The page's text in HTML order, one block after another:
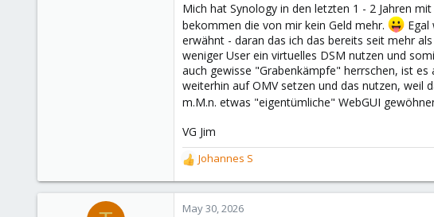
Mich hat Synology in den letzten 1 - 2 Jahren
bekommen die von mir kein Geld mehr.
Egal
erwähnt - daran das ich das bereits seit mehr
weniger User ein virtuelles DSM nutzen und
auch gewisse "Grabenkämpfe" herrschen, ist
weiterhin auf OMV setzen und das nutzen, weil
m.M.n. etwas "eigentümliche" WebGUI
VG Jim
R
e
a
c
Johannes S
May 30, 2026